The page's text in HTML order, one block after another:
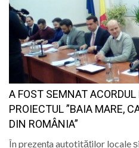
A FOST SEMNAT
PROIECTUL ”BAIA MARE,
DIN ROMÂNIA”
În prezența autotităților locale